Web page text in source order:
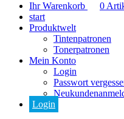
Ihr Warenkorb 0
start
Produktwelt
Tintenpatronen
Tonerpatronen
Mein Konto
Login
Passwort
Login